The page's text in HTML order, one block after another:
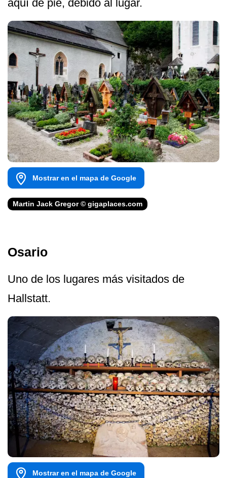
aquí de pie, debido al lugar.
Mostrar en el mapa de Google
Martin Jack Gregor © gigaplaces.com
Osario
Uno de los lugares más visitados de
Hallstatt.
Mostrar en el mapa de Google